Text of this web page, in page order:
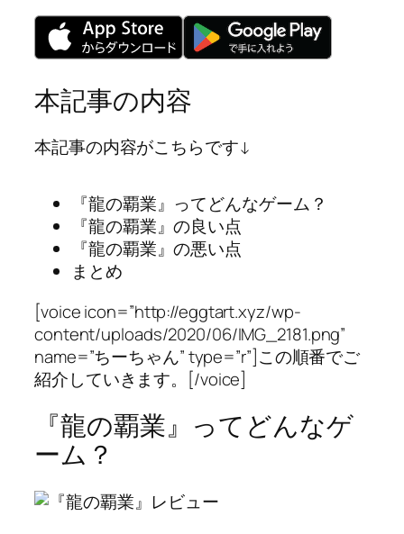
本記事の内容
本記事の内容がこちらです↓
『龍の覇業』ってどんなゲーム？
『龍の覇業』の良い点
『龍の覇業』の悪い点
まとめ
[voice icon=”http://eggtart.xyz/wp-
content/uploads/2020/06/IMG_2181.png”
name=”ちーちゃん” type=”r”]この順番でご
紹介していきます。[/voice]
『龍の覇業』ってどんなゲ
ーム？